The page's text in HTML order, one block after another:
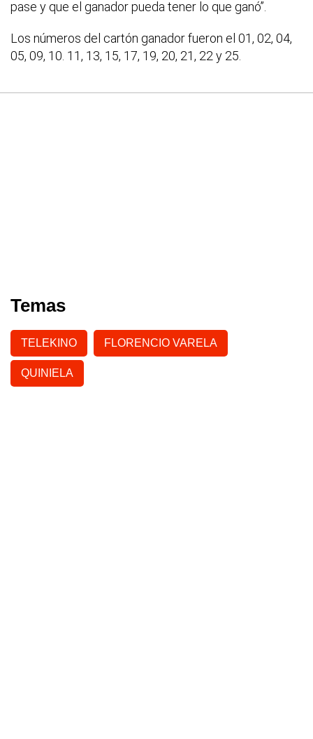
pase y que el ganador pueda tener lo que ganó”.
Los números del cartón ganador fueron el 01, 02, 04,
05, 09, 10. 11, 13, 15, 17, 19, 20, 21, 22 y 25.
Temas
TELEKINO FLORENCIO VARELA
QUINIELA